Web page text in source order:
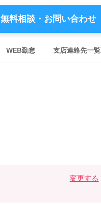
無料相談・お問い合わせ
WEB勤怠 支店連絡先一覧
変更する